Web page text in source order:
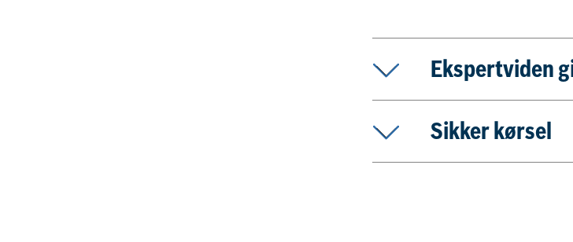
Ekspertviden
Sikker kørsel